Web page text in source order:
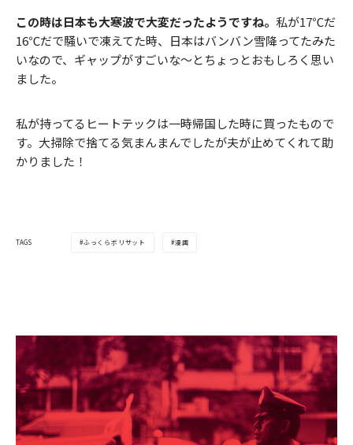
この時は日本も大寒波で大変だったようですね。 私が17℃だ
16℃だで騒いで凍えてた時、日本はバンバン雪降ってたみた
いなので、ギャップがすごいな～とちょっとおもしろく思い
ました。
私が持ってるヒートテックは一時帰国した時に買ったもので
す。大掃除で捨てる気まんまんでしたが夫が止めてくれて助
かりました！
TAGS ふっくらボリサット 漫画